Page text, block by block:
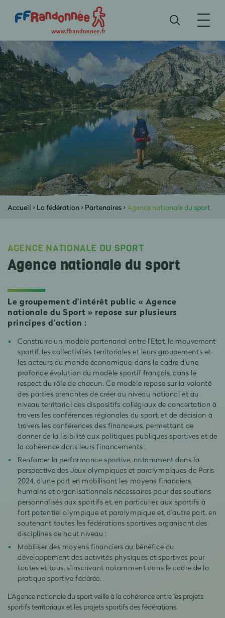
Accueil > La fédération> Partenaires>Agence nationale du sport
AGENCE NATIONALE DU SPORT
Agence nationale du sport
Le groupement d’intérêt public « Agence
nationale du Sport » repose sur plusieurs
principes d’action :
Construire un modèle partenarial entre l’Etat, le mouvement
sportif, les collectivités territoriales et leurs groupements et
les acteurs du monde économique, dans le cadre d’une
profonde évolution du modèle sportif français, dans le
respect du rôle de chacun. Ce modèle repose sur la volonté
des parties prenantes de créer au niveau national et au
niveau territorial des dispositifs collégiaux de concertation à
travers les conférences régionales du sport, et de décision à
travers les conférences des financeurs, permettant de
donner de la lisibilité aux politiques publiques sportives et de
la cohérence dans leurs financements ;
Renforcer la performance sportive, notamment dans la
perspective des Jeux olympiques et paralympiques de Paris
2024, d’une part en mobilisant les moyens financiers,
humains et organisationnels nécessaires pour des soutiens
personnalisés aux sportifs et, en particulier, aux sportifs à
fort potentiel olympique et paralympique et, d’autre part, en
soutenant toutes les fédérations sportives organisant des
disciplines de haut niveau ;
Mobiliser des moyens financiers au bénéfice du
développement des activités physiques et sportives pour
toutes et tous, s’inscrivant notamment dans le cadre de la
pratique sportive fédérée.
L’Agence nationale du sport veille à la cohérence entre les projets
sportifs territoriaux et les projets sportifs des fédérations.